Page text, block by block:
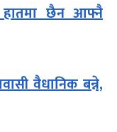
छैन आफ्नै
वैधानिक बन्ने,